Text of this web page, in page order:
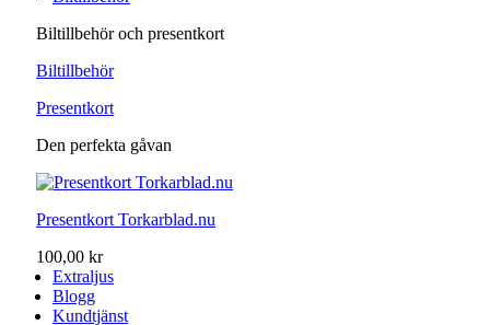
Biltillbehör och presentkort
Biltillbehör
Presentkort
Den perfekta gåvan
Presentkort Torkarblad.nu
100,00 kr
Extraljus
Blogg
Kundtjänst